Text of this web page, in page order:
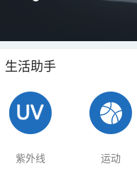
生活助手
紫外线 运动